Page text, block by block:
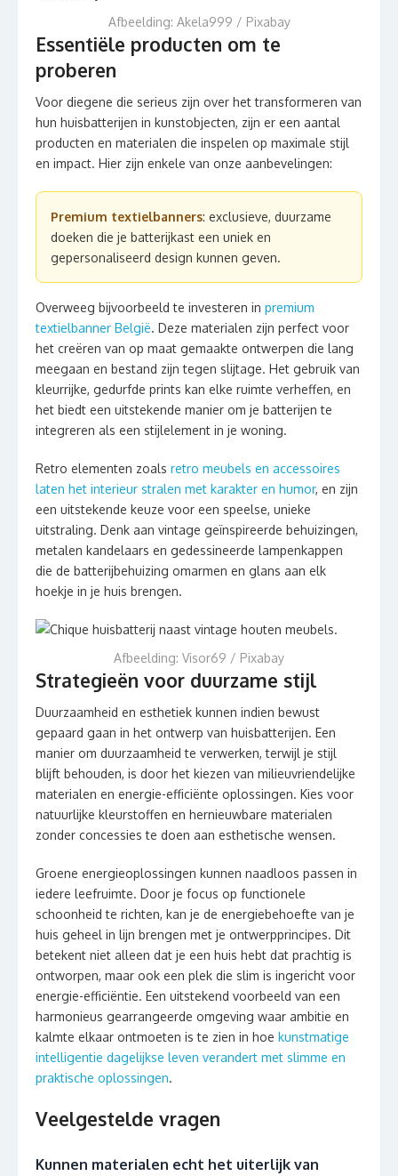
Afbeelding: Akela999 / Pixabay
Essentiële producten om te
proberen
Voor diegene die serieus zijn over het transformeren van
hun huisbatterijen in kunstobjecten, zijn er een aantal
producten en materialen die inspelen op maximale stijl
en impact. Hier zijn enkele van onze aanbevelingen:
Premium textielbanners: exclusieve, duurzame
doeken die je batterijkast een uniek en
gepersonaliseerd design kunnen geven.
Overweeg bijvoorbeeld te investeren in premium
textielbanner België. Deze materialen zijn perfect voor
het creëren van op maat gemaakte ontwerpen die lang
meegaan en bestand zijn tegen slijtage. Het gebruik van
kleurrijke, gedurfde prints kan elke ruimte verheffen, en
het biedt een uitstekende manier om je batterijen te
integreren als een stijlelement in je woning.
Retro elementen zoals retro meubels en accessoires
laten het interieur stralen met karakter en humor, en zijn
een uitstekende keuze voor een speelse, unieke
uitstraling. Denk aan vintage geïnspireerde behuizingen,
metalen kandelaars en gedessineerde lampenkappen
die de batterijbehuizing omarmen en glans aan elk
hoekje in je huis brengen.
Afbeelding: Visor69 / Pixabay
Strategieën voor duurzame stijl
Duurzaamheid en esthetiek kunnen indien bewust
gepaard gaan in het ontwerp van huisbatterijen. Een
manier om duurzaamheid te verwerken, terwijl je stijl
blijft behouden, is door het kiezen van milieuvriendelijke
materialen en energie-efficiënte oplossingen. Kies voor
natuurlijke kleurstoffen en hernieuwbare materialen
zonder concessies te doen aan esthetische wensen.
Groene energieoplossingen kunnen naadloos passen in
iedere leefruimte. Door je focus op functionele
schoonheid te richten, kan je de energiebehoefte van je
huis geheel in lijn brengen met je ontwerpprincipes. Dit
betekent niet alleen dat je een huis hebt dat prachtig is
ontworpen, maar ook een plek die slim is ingericht voor
energie-efficiëntie. Een uitstekend voorbeeld van een
harmonieus gearrangeerde omgeving waar ambitie en
kalmte elkaar ontmoeten is te zien in hoe kunstmatige
intelligentie dagelijkse leven verandert met slimme en
praktische oplossingen.
Veelgestelde vragen
Kunnen materialen echt het uiterlijk van